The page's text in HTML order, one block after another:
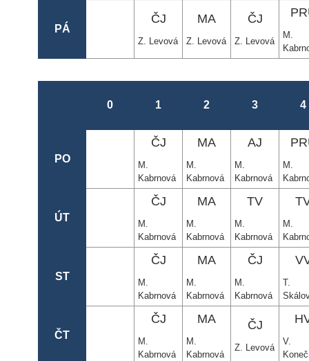
PÁ
ČJ
Z. Levová
MA
Z. Levová
ČJ
Z. Levová
M.
0 1 2 3 4
PO
ČJ
M.
Kabrnová
MA
M.
Kabrnová
AJ
M.
Kabrnová
M.
ÚT
ČJ
M.
Kabrnová
MA
M.
Kabrnová
TV
M.
Kabrnová
M.
ST
ČJ
M.
Kabrnová
MA
M.
Kabrnová
ČJ
M.
Kabrnová
T.
ČT
ČJ
M.
Kabrnová
MA
M.
Kabrnová
ČJ
Z. Levová
V.